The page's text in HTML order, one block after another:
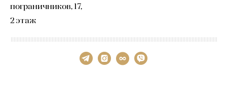
пограничников, 17,
2 этаж